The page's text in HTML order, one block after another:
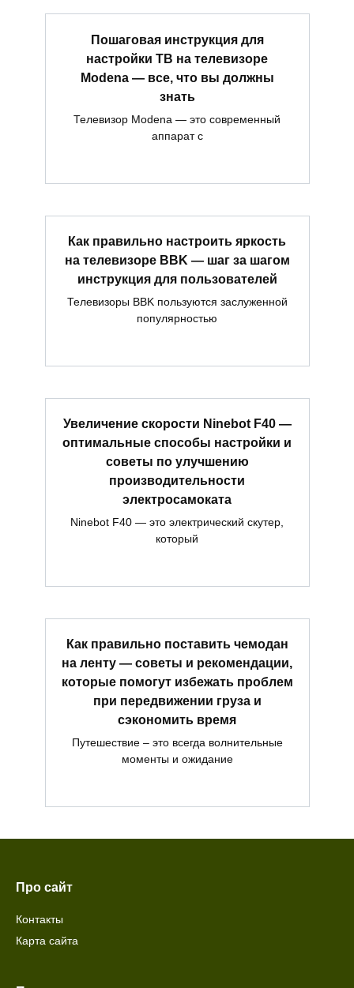
Пошаговая инструкция для
настройки ТВ на телевизоре
Modena — все, что вы должны
знать
Телевизор Modena — это современный
аппарат с
Как правильно настроить яркость
на телевизоре BBK — шаг за шагом
инструкция для пользователей
Телевизоры BBK пользуются заслуженной
популярностью
Увеличение скорости Ninebot F40 —
оптимальные способы настройки и
советы по улучшению
производительности
электросамоката
Ninebot F40 — это электрический скутер,
который
Как правильно поставить чемодан
на ленту — советы и рекомендации,
которые помогут избежать проблем
при передвижении груза и
сэкономить время
Путешествие – это всегда волнительные
моменты и ожидание
Про сайт
Контакты
Карта сайта